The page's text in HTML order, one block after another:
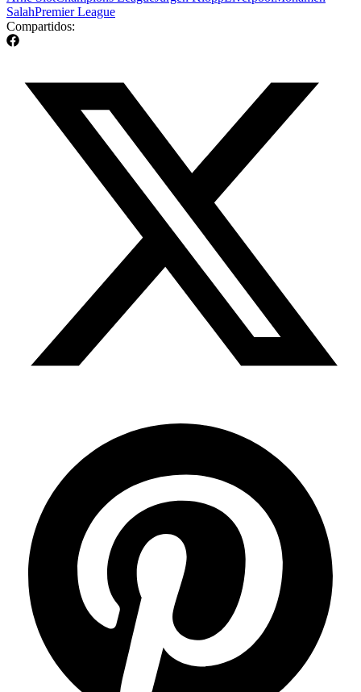
SalahPremier League
Compartidos: